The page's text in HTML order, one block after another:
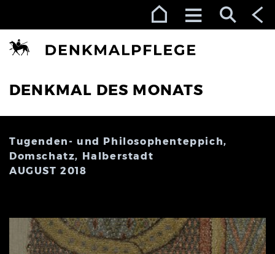
DENKMAL DES MONATS
Tugenden- und Philosophenteppich,
Domschatz, Halberstadt
AUGUST 2018